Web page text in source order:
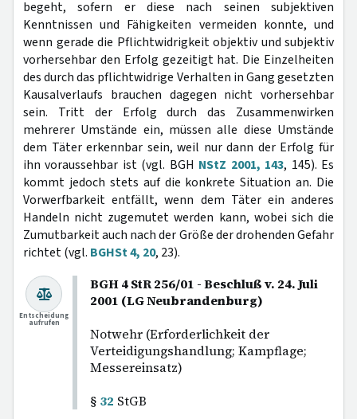
begeht, sofern er diese nach seinen subjektiven
Kenntnissen und Fähigkeiten vermeiden konnte, und
wenn gerade die Pflichtwidrigkeit objektiv und subjektiv
vorhersehbar den Erfolg gezeitigt hat. Die Einzelheiten
des durch das pflichtwidrige Verhalten in Gang gesetzten
Kausalverlaufs brauchen dagegen nicht vorhersehbar
sein. Tritt der Erfolg durch das Zusammenwirken
mehrerer Umstände ein, müssen alle diese Umstände
dem Täter erkennbar sein, weil nur dann der Erfolg für
ihn voraussehbar ist (vgl. BGH NStZ 2001, 143, 145). Es
kommt jedoch stets auf die konkrete Situation an. Die
Vorwerfbarkeit entfällt, wenn dem Täter ein anderes
Handeln nicht zugemutet werden kann, wobei sich die
Zumutbarkeit auch nach der Größe der drohenden Gefahr
richtet (vgl. BGHSt 4, 20, 23).
BGH 4 StR 256/01 - Beschluß v. 24. Juli
2001 (LG Neubrandenburg)
Notwehr (Erforderlichkeit der
Verteidigungshandlung; Kampflage;
Messereinsatz)
§ 32 StGB
Entscheidung
aufrufen